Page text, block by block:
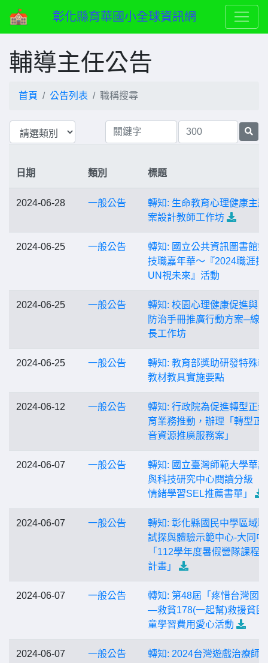
彰化縣育華國小全球資訊網
輔導主任公告
首頁 公告列表 職稱搜尋
日期 類別 標題
2024-06-28 一般公告
轉知: 生命教育心理健康主
案設計教師工作坊
2024-06-25 一般公告
轉知: 國立公共資訊圖書館
技職嘉年華～『2024職涯探
UN視未來』活動
2024-06-25 一般公告
轉知: 校園心理健康促進與
防治手冊推廣行動方案─線
長工作坊
2024-06-25 一般公告
轉知: 教育部獎助研發特殊
教材教具實施要點
2024-06-12 一般公告
轉知: 行政院為促進轉型正
育業務推動，辦理「轉型正
音資源推廣服務案」
2024-06-07 一般公告
轉知: 國立臺灣師範大學華
與科技研究中心閱讀分級「
情緒學習SEL推薦書單」
2024-06-07 一般公告
轉知: 彰化縣國民中學區域
試探與體驗示範中心-大同中
「112學年度暑假營隊課程
計畫」
2024-06-07 一般公告
轉知: 第48屆「疼惜台灣囡
—救貧178(一起幫)救援貧困
童學習費用愛心活動
2024-06-07 一般公告
轉知: 2024台灣遊戲治療師